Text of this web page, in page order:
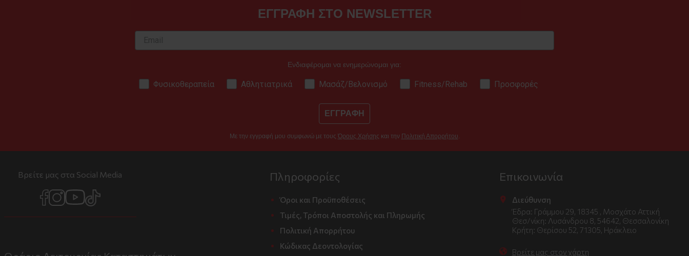
ΕΓΓΡΑΦΗ ΣΤΟ NEWSLETTER
Ενδιαφέρομαι να ενημερώνομαι για:
Φυσικοθεραπεία Αθλητιατρικά Μασάζ/Βελονισμό Fitness/Rehab Προσφορές
ΕΓΓΡΑΦΗ
Με την εγγραφή μου συμφωνώ με τους Όρους Χρήσης και την Πολιτική Απορρήτου.
Βρείτε μας στα Social Media Πληροφορίες
Όροι και Προϋποθέσεις
Τιμές, Τρόποι Αποστολής και Πληρωμής
Πολιτική Απορρήτου
Κώδικας Δεοντολογίας
Επικοινωνία
Διεύθυνση
Έδρα: Γράμμου 29, 18345 , Μοσχάτο Αττική
Θεσ/νίκη: Λυσάνδρου 8, 54642, Θεσσαλονίκη
Κρήτη: Θερίσου 52, 71305, Ηράκλειο
Βρείτε μας στον χάρτη